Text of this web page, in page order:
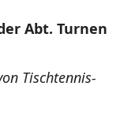
Abt. Turnen
Tischtennis-